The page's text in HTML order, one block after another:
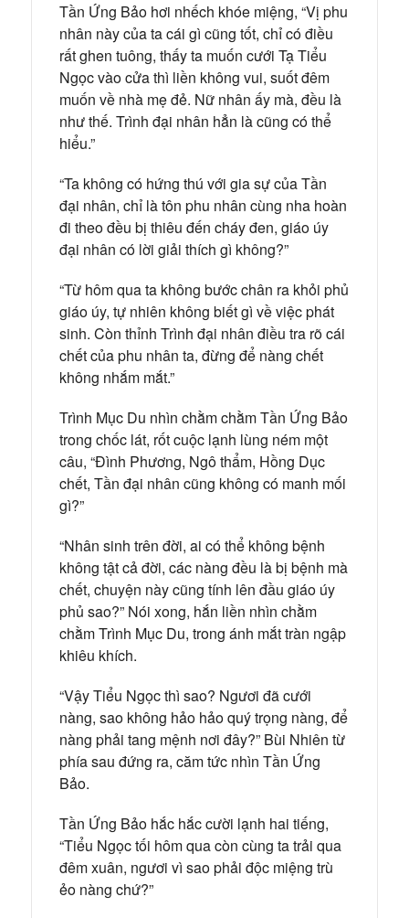
Tần Ứng Bảo hơi nhếch khóe miệng, “Vị phu
nhân này của ta cái gì cũng tốt, chỉ có điều
rất ghen tuông, thấy ta muốn cưới Tạ Tiểu
Ngọc vào cửa thì liền không vui, suốt đêm
muốn về nhà mẹ đẻ. Nữ nhân ấy mà, đều là
như thế. Trình đại nhân hẳn là cũng có thể
hiểu.”
“Ta không có hứng thú với gia sự của Tần
đại nhân, chỉ là tôn phu nhân cùng nha hoàn
đi theo đều bị thiêu đến cháy đen, giáo úy
đại nhân có lời giải thích gì không?”
“Từ hôm qua ta không bước chân ra khỏi phủ
giáo úy, tự nhiên không biết gì về việc phát
sinh. Còn thỉnh Trình đại nhân điều tra rõ cái
chết của phu nhân ta, đừng để nàng chết
không nhắm mắt.”
Trình Mục Du nhìn chằm chằm Tần Ứng Bảo
trong chốc lát, rốt cuộc lạnh lùng ném một
câu, “Đình Phương, Ngô thẩm, Hồng Dục
chết, Tần đại nhân cũng không có manh mối
gì?”
“Nhân sinh trên đời, ai có thể không bệnh
không tật cả đời, các nàng đều là bị bệnh mà
chết, chuyện này cũng tính lên đầu giáo úy
phủ sao?” Nói xong, hắn liền nhìn chằm
chằm Trình Mục Du, trong ánh mắt tràn ngập
khiêu khích.
“Vậy Tiểu Ngọc thì sao? Ngươi đã cưới
nàng, sao không hảo hảo quý trọng nàng, để
nàng phải tang mệnh nơi đây?” Bùi Nhiên từ
phía sau đứng ra, căm tức nhìn Tần Ứng
Bảo.
Tần Ứng Bảo hắc hắc cười lạnh hai tiếng,
“Tiểu Ngọc tối hôm qua còn cùng ta trải qua
đêm xuân, ngươi vì sao phải độc miệng trù
ẻo nàng chứ?”